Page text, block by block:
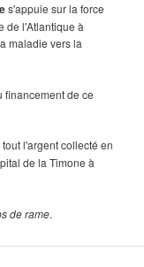
s'appuie sur la force
de l'Atlantique à
maladie vers la
financement de ce
l'argent collecté en
de la Timone à
de rame.